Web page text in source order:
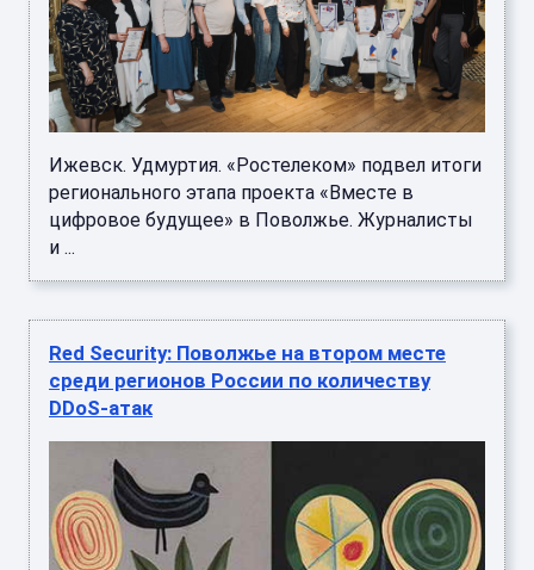
Ижевск. Удмуртия. «Ростелеком» подвел итоги
регионального этапа проекта «Вместе в
цифровое будущее» в Поволжье. Журналисты
и ...
Red Security: Поволжье на втором месте
среди регионов России по количеству
DDoS-атак